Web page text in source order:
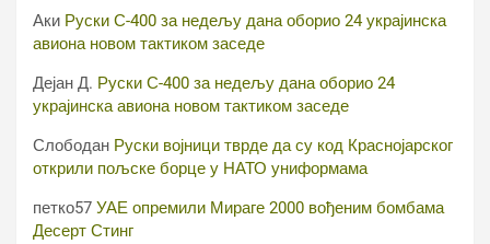
Аки Руски С-400 за недељу дана оборио 24 украјинска
авиона новом тактиком заседе
Дејан Д. Руски С-400 за недељу дана оборио 24
украјинска авиона новом тактиком заседе
Слободан Руски војници тврде да су код Краснојарског
открили пољске борце у НАТО униформама
петко57 УАЕ опремили Мираге 2000 вођеним бомбама
Десерт Стинг